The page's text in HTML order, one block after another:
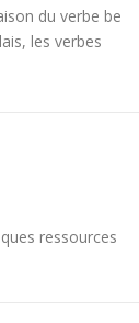
du verbe be
les verbes
ressources